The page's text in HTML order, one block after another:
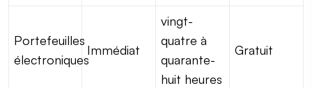
Portefeuilles
électroniques
Immédiat
vingt-
quatre à
quarante-
huit heures
Gratuit